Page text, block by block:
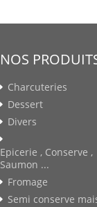
NOS
Charcuteries
Dessert
Divers
Epicerie , Conserve ,
Saumon ...
Fromage
Semi conserve